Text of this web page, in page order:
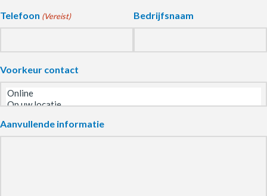
Telefoon (Vereist) Bedrijfsnaam
Voorkeur contact
Aanvullende informatie